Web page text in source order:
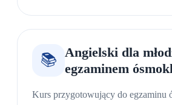
📚 Angielski dla
egzaminem
Kurs przygotowujący do egzaminu